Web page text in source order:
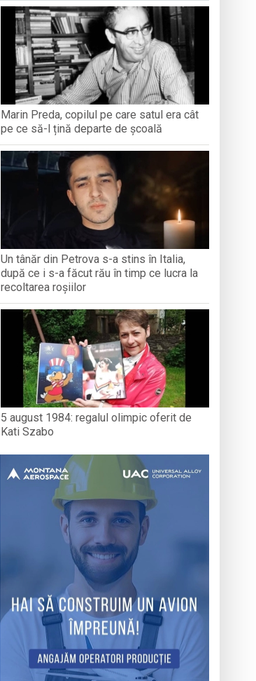
Mare
Marin Preda, copilul pe care satul era cât
pe ce să-l țină departe de școală
Un tânăr din Petrova s-a stins în Italia,
după ce i s-a făcut rău în timp ce lucra la
recoltarea roșiilor
5 august 1984: regalul olimpic oferit de
Kati Szabo